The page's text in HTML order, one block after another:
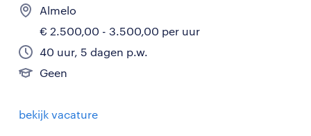
Almelo
€ 2.500,00 - 3.500,00 per uur
40 uur, 5 dagen p.w.
Geen
bekijk vacature